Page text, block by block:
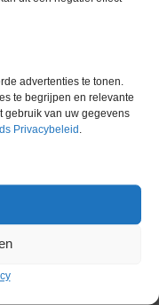
advertenties te tonen.
te begrijpen en relevante
gebruik van uw gegevens
Privacybeleid .